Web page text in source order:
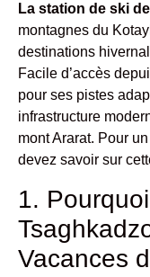
La station de ski
montagnes du
destinations
Facile d’accès
pour ses pistes
infrastructure
mont Ararat. Pour
devez savoir sur
1.
Vacances